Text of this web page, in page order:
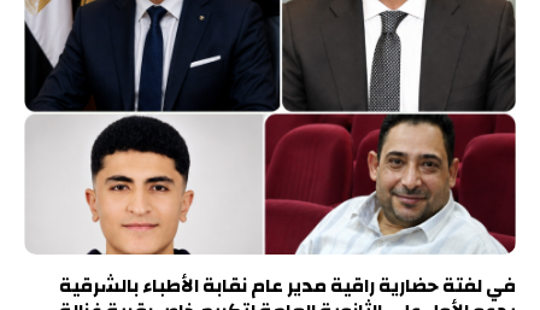
في لفتة حضارية راقية مدير عام نقابة الأطباء بالشرقية